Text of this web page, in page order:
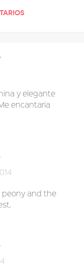
y elegante
encantaria
peony and the